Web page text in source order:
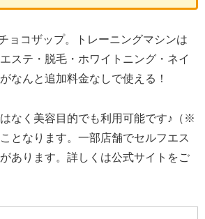
ョコザップ。トレーニングマシンは
ステ・脱毛・ホワイトニング・ネイ
なんと追加料金なしで使える！
なく美容目的でも利用可能です♪（※
となります。一部店舗でセルフエス
あります。詳しくは公式サイトをご